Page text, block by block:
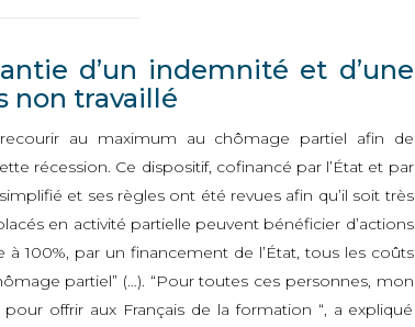
d’un indemnité et d’une
non travaillé
au maximum au chômage partiel afin de
récession. Ce dispositif, cofinancé par l’État et par
et ses règles ont été revues afin qu’il soit très
en activité partielle peuvent bénéficier d’actions
100%, par un financement de l’État, tous les coûts
partiel” (…). “Pour toutes ces personnes, mon
offrir aux Français de la formation “, a expliqué